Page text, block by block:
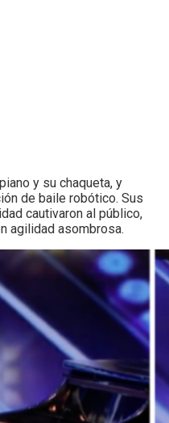
y su chaqueta, y
de baile robótico. Sus
cautivaron al público,
agilidad asombrosa.